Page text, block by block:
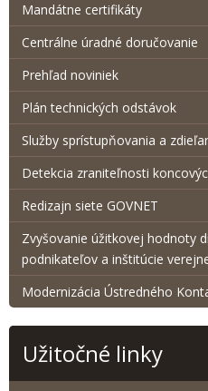
Mandátne certifikáty
Centrálne úradné doručovanie
Prehľad noviniek
Plán technických odstávok
Služby sprístupňovania a
Detekcia zraniteľnosti
Redizajn siete GOVNET
Zvyšovanie úžitkovej hodnoty
podnikateľov a inštitúcie
Modernizácia Ústredného
Užitočné linky